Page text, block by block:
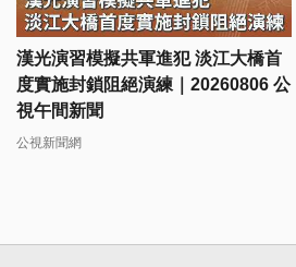
漢光演習模擬共軍進犯 淡江大橋首
度實施封鎖阻絕演練｜20260806 公
視午間新聞
公視新聞網